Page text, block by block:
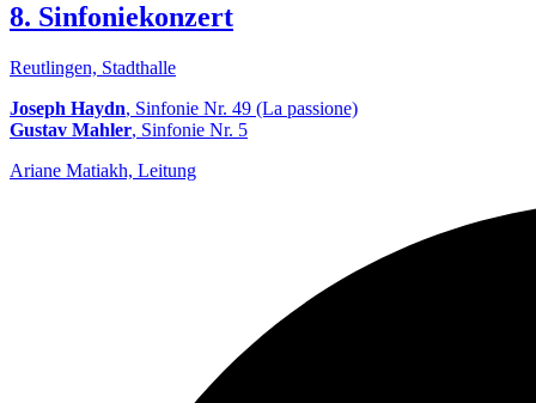
8. Sinfoniekonzert
Reutlingen, Stadthalle
Joseph Haydn, Sinfonie Nr. 49 (La passione)
Gustav Mahler, Sinfonie Nr. 5
Ariane Matiakh, Leitung